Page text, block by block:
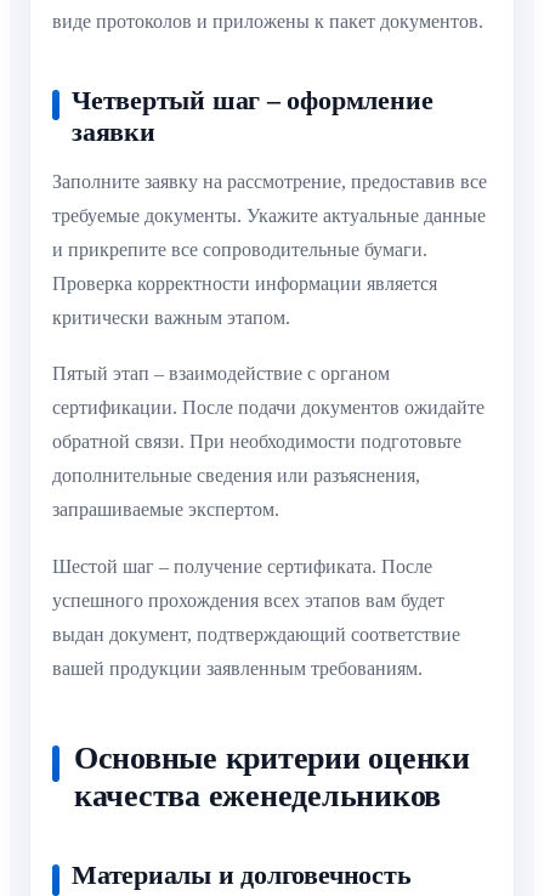
виде протоколов и приложены к пакет документов.
Четвертый шаг – оформление
заявки
Заполните заявку на рассмотрение, предоставив все
требуемые документы. Укажите актуальные данные
и прикрепите все сопроводительные бумаги.
Проверка корректности информации является
критически важным этапом.
Пятый этап – взаимодействие с органом
сертификации. После подачи документов ожидайте
обратной связи. При необходимости подготовьте
дополнительные сведения или разъяснения,
запрашиваемые экспертом.
Шестой шаг – получение сертификата. После
успешного прохождения всех этапов вам будет
выдан документ, подтверждающий соответствие
вашей продукции заявленным требованиям.
Основные критерии оценки
качества еженедельников
Материалы и долговечность